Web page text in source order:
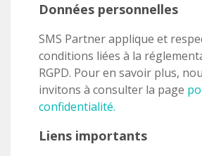
Données personnelles
SMS Partner applique et
conditions liées à la
RGPD. Pour en savoir plus,
invitons à consulter la page
confidentialité.
Liens importants